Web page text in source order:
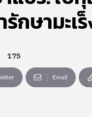
กษามะเ
175
Email